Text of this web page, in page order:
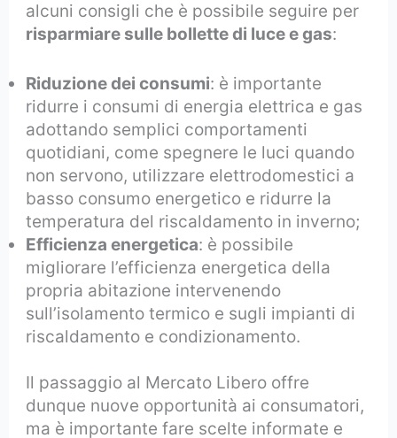
alcuni consigli che è possibile seguire per
risparmiare sulle bollette di luce e gas:
Riduzione dei consumi: è importante
ridurre i consumi di energia elettrica e gas
adottando semplici comportamenti
quotidiani, come spegnere le luci quando
non servono, utilizzare elettrodomestici a
basso consumo energetico e ridurre la
temperatura del riscaldamento in inverno;
Efficienza energetica: è possibile
migliorare l’efficienza energetica della
propria abitazione intervenendo
sull’isolamento termico e sugli impianti di
riscaldamento e condizionamento.
Il passaggio al Mercato Libero offre
dunque nuove opportunità ai consumatori,
ma è importante fare scelte informate e